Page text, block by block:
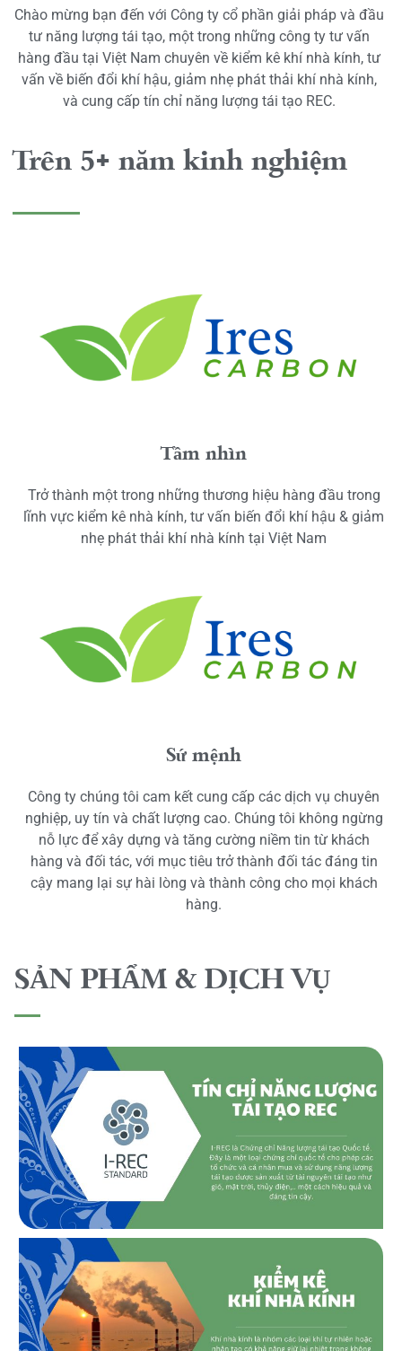
Chào mừng bạn đến với Công ty cổ phần giải pháp và đầu
tư năng lượng tái tạo, một trong những công ty tư vấn
hàng đầu tại Việt Nam chuyên về kiểm kê khí nhà kính, tư
vấn về biến đổi khí hậu, giảm nhẹ phát thải khí nhà kính,
và cung cấp tín chỉ năng lượng tái tạo REC.
Trên 5+ năm kinh nghiệm
Tầm nhìn
Trở thành một trong những thương hiệu hàng đầu trong
lĩnh vực kiểm kê nhà kính, tư vấn biến đổi khí hậu & giảm
nhẹ phát thải khí nhà kính tại Việt Nam
Sứ mệnh
Công ty chúng tôi cam kết cung cấp các dịch vụ chuyên
nghiệp, uy tín và chất lượng cao. Chúng tôi không ngừng
nỗ lực để xây dựng và tăng cường niềm tin từ khách
hàng và đối tác, với mục tiêu trở thành đối tác đáng tin
cậy mang lại sự hài lòng và thành công cho mọi khách
hàng.
SẢN PHẨM & DỊCH VỤ